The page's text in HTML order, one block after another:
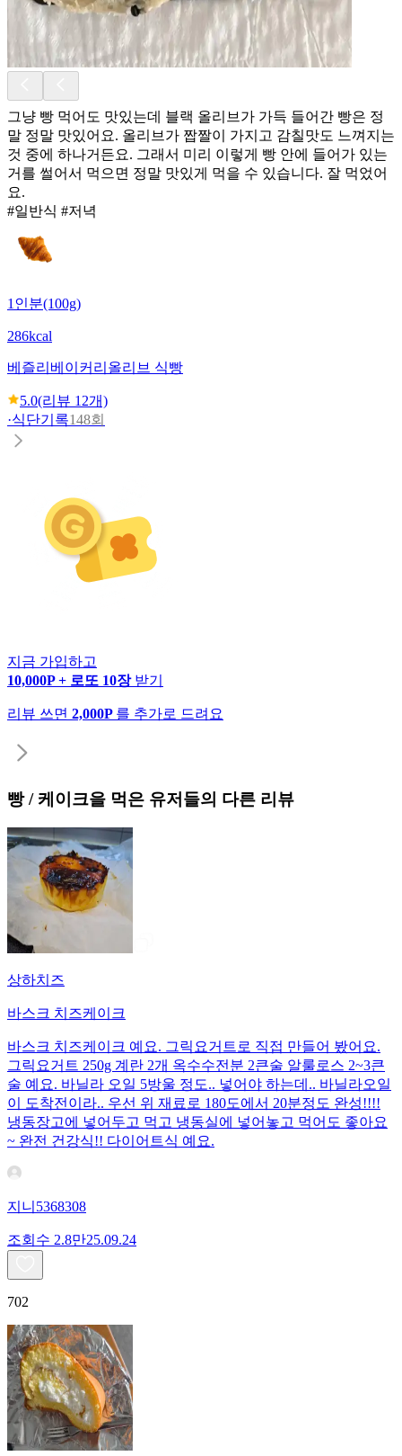
그냥 빵 먹어도 맛있는데 블랙 올리브가 가득 들어간 빵은 정
말 정말 맛있어요. 올리브가 짭짤이 가지고 감칠맛도 느껴지는
것 중에 하나거든요. 그래서 미리 이렇게 빵 안에 들어가 있는
거를 썰어서 먹으면 정말 맛있게 먹을 수 있습니다. 잘 먹었어
요.
#일반식 #저녁
1인분(100g)
286kcal
베즐리베이커리 올리브 식빵
5.0(리뷰 12개)
·식단기록148회
지금 가입하고
10,000P + 로또 10장 받기
리뷰 쓰면 2,000P 를 추가로 드려요
빵 / 케이크을 먹은 유저들의 다른 리뷰
상하치즈
바스크 치즈케이크
바스크 치즈케이크 예요. 그릭요거트로 직접 만들어 봤어요.
그릭요거트 250g 계란 2개 옥수수전분 2큰술 알룰로스 2~3큰
술 예요. 바닐라 오일 5방울 정도.. 넣어야 하는데.. 바닐라오일
이 도착전이라.. 우선 위 재료로 180도에서 20분정도 완성!!!!
냉동장고에 넣어두고 먹고 냉동실에 넣어놓고 먹어도 좋아요
~ 완전 건강식!! 다이어트식 예요.
지니5368308
조회수 2.8만25.09.24
702